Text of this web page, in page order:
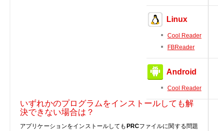
グラフィックカード
HDD, SSD, NAS, USB
Linux
Cool Reader
FBReader
Android
Cool Reader
いずれかのプログラムをインストールしても解
決できない場合は？
アプリケーションをインストールしても PRCファイルに関する問題